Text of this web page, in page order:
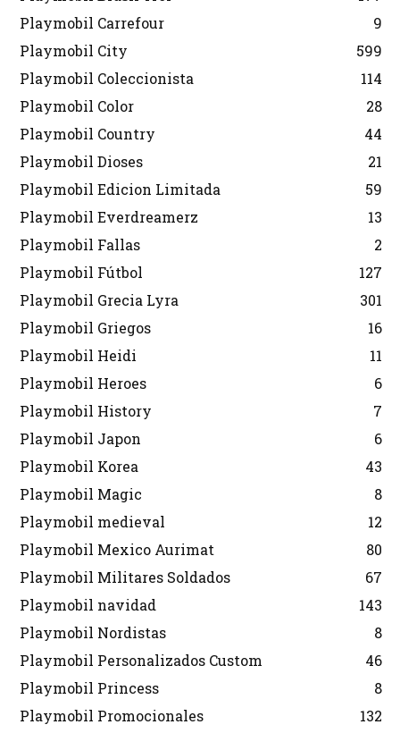
Playmobil Carrefour
9
Playmobil City
599
Playmobil Coleccionista
114
Playmobil Color
28
Playmobil Country
44
Playmobil Dioses
21
Playmobil Edicion Limitada
59
Playmobil Everdreamerz
13
Playmobil Fallas
2
Playmobil Fútbol
127
Playmobil Grecia Lyra
301
Playmobil Griegos
16
Playmobil Heidi
11
Playmobil Heroes
6
Playmobil History
7
Playmobil Japon
6
Playmobil Korea
43
Playmobil Magic
8
Playmobil medieval
12
Playmobil Mexico Aurimat
80
Playmobil Militares Soldados
67
Playmobil navidad
143
Playmobil Nordistas
8
Playmobil Personalizados Custom
46
Playmobil Princess
8
Playmobil Promocionales
132